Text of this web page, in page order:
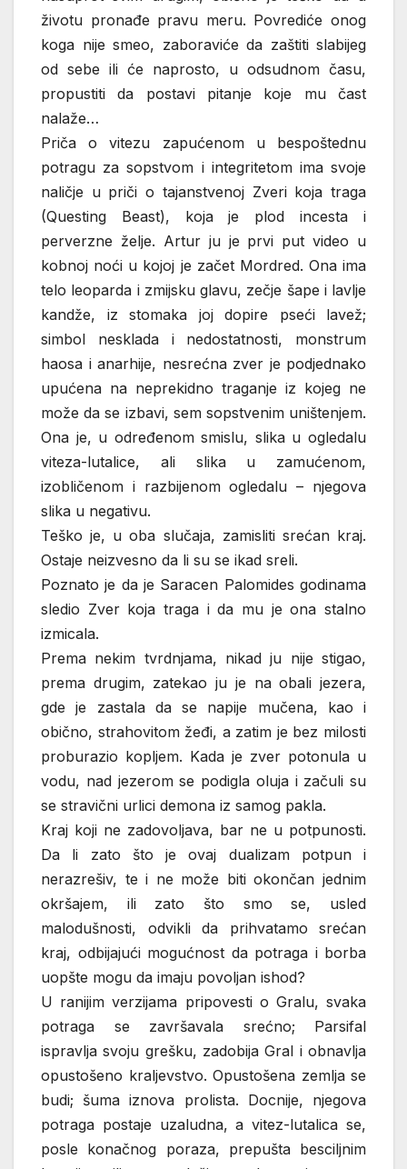
životu pronađe pravu meru. Povrediće onog
koga nije smeo, zaboraviće da zaštiti slabijeg
od sebe ili će naprosto, u odsudnom času,
propustiti da postavi pitanje koje mu čast
nalaže…
Priča o vitezu zapućenom u bespoštednu
potragu za sopstvom i integritetom ima svoje
naličje u priči o tajanstvenoj Zveri koja traga
(Questing Beast), koja je plod incesta i
perverzne želje. Artur ju je prvi put video u
kobnoj noći u kojoj je začet Mordred. Ona ima
telo leoparda i zmijsku glavu, zečje šape i lavlje
kandže, iz stomaka joj dopire pseći lavež;
simbol nesklada i nedostatnosti, monstrum
haosa i anarhije, nesrećna zver je podjednako
upućena na neprekidno traganje iz kojeg ne
može da se izbavi, sem sopstvenim uništenjem.
Ona je, u određenom smislu, slika u ogledalu
viteza-lutalice, ali slika u zamućenom,
izobličenom i razbijenom ogledalu – njegova
slika u negativu.
Teško je, u oba slučaja, zamisliti srećan kraj.
Ostaje neizvesno da li su se ikad sreli.
Poznato je da je Saracen Palomides godinama
sledio Zver koja traga i da mu je ona stalno
izmicala.
Prema nekim tvrdnjama, nikad ju nije stigao,
prema drugim, zatekao ju je na obali jezera,
gde je zastala da se napije mučena, kao i
obično, strahovitom žeđi, a zatim je bez milosti
proburazio kopljem. Kada je zver potonula u
vodu, nad jezerom se podigla oluja i začuli su
se stravični urlici demona iz samog pakla.
Kraj koji ne zadovoljava, bar ne u potpunosti.
Da li zato što je ovaj dualizam potpun i
nerazrešiv, te i ne može biti okončan jednim
okršajem, ili zato što smo se, usled
malodušnosti, odvikli da prihvatamo srećan
kraj, odbijajući mogućnost da potraga i borba
uopšte mogu da imaju povoljan ishod?
U ranijim verzijama pripovesti o Gralu, svaka
potraga se završavala srećno; Parsifal
ispravlja svoju grešku, zadobija Gral i obnavlja
opustošeno kraljevstvo. Opustošena zemlja se
budi; šuma iznova prolista. Docnije, njegova
potraga postaje uzaludna, a vitez-lutalica se,
posle konačnog poraza, prepušta besciljnim